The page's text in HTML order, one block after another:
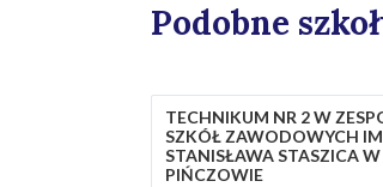
Podobne
TECHNIKUM NR 2 W
SZKÓŁ ZAWODOWYCH
STANISŁAWA STASZICA W
PIŃCZOWIE